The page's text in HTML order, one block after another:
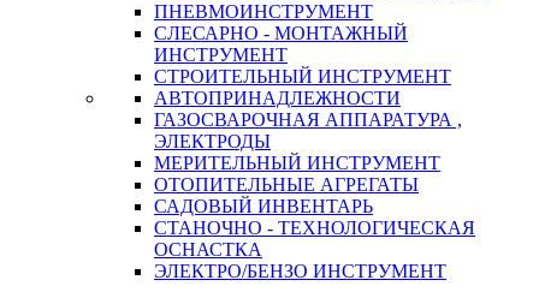
ПНЕВМОИНСТРУМЕНТ
СЛЕСАРНО - МОНТАЖНЫЙ
ИНСТРУМЕНТ
СТРОИТЕЛЬНЫЙ ИНСТРУМЕНТ
АВТОПРИНАДЛЕЖНОСТИ
ГАЗОСВАРОЧНАЯ АППАРАТУРА ,
ЭЛЕКТРОДЫ
МЕРИТЕЛЬНЫЙ ИНСТРУМЕНТ
ОТОПИТЕЛЬНЫЕ АГРЕГАТЫ
САДОВЫЙ ИНВЕНТАРЬ
СТАНОЧНО - ТЕХНОЛОГИЧЕСКАЯ
ОСНАСТКА
ЭЛЕКТРО/БЕНЗО ИНСТРУМЕНТ